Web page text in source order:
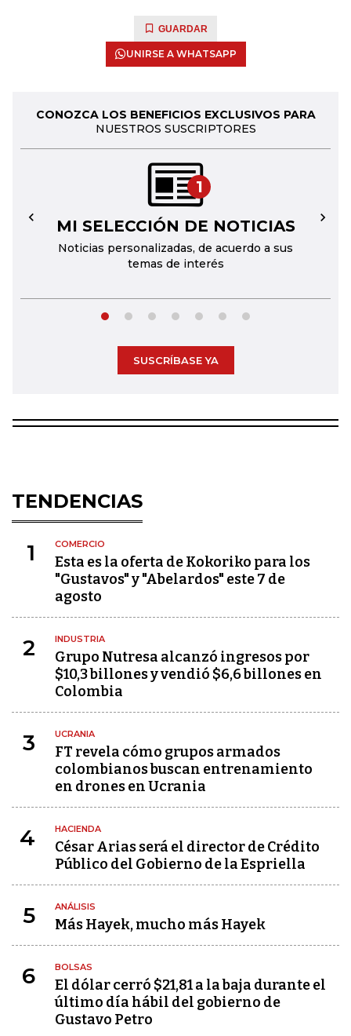
GUARDAR
UNIRSE A WHATSAPP
CONOZCA LOS BENEFICIOS EXCLUSIVOS PARA
NUESTROS SUSCRIPTORES
1
MI SELECCIÓN DE NOTICIAS
Noticias personalizadas, de acuerdo a sus
temas de interés
← →
SUSCRÍBASE YA
TENDENCIAS
1 COMERCIO
Esta es la oferta de Kokoriko para los
"Gustavos" y "Abelardos" este 7 de
agosto
2 INDUSTRIA
Grupo Nutresa alcanzó ingresos por
$10,3 billones y vendió $6,6 billones en
Colombia
3 UCRANIA
FT revela cómo grupos armados
colombianos buscan entrenamiento
en drones en Ucrania
4 HACIENDA
César Arias será el director de Crédito
Público del Gobierno de la Espriella
5 ANÁLISIS
Más Hayek, mucho más Hayek
6 BOLSAS
El dólar cerró $21,81 a la baja durante el
último día hábil del gobierno de
Gustavo Petro